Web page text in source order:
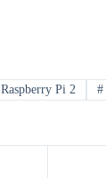
Raspberry Pi 2 #